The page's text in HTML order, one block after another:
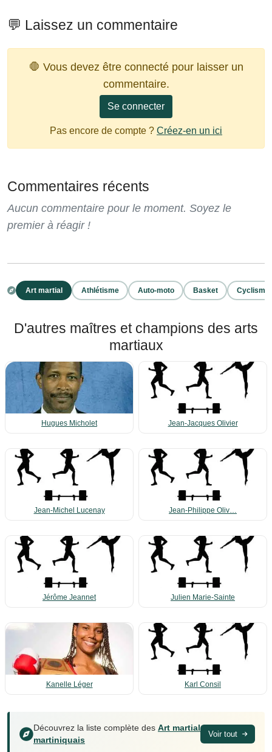
💬 Laissez un commentaire
🛑 Vous devez être connecté pour laisser un
commentaire.
Se connecter
Pas encore de compte ? Créez-en un ici
Commentaires récents
Aucun commentaire pour le moment. Soyez le
premier à réagir !
Art martial Athlétisme Auto-moto Basket Cyclisme
D'autres maîtres et champions des arts
martiaux
Hugues Micholet Jean-Jacques Olivier
Jean-Michel Lucenay Jean-Philippe Oliv…
Jérôme Jeannet Julien Marie-Sainte
Kanelle Léger Karl Consil
Découvrez la liste complète des Art martial
martiniquais
Voir tout